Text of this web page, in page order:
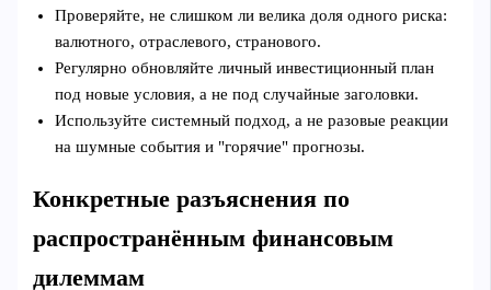
Проверяйте, не слишком ли велика доля одного риска:
валютного, отраслевого, странового.
Регулярно обновляйте личный инвестиционный план
под новые условия, а не под случайные заголовки.
Используйте системный подход, а не разовые реакции
на шумные события и "горячие" прогнозы.
Конкретные разъяснения по
распространённым финансовым
дилеммам